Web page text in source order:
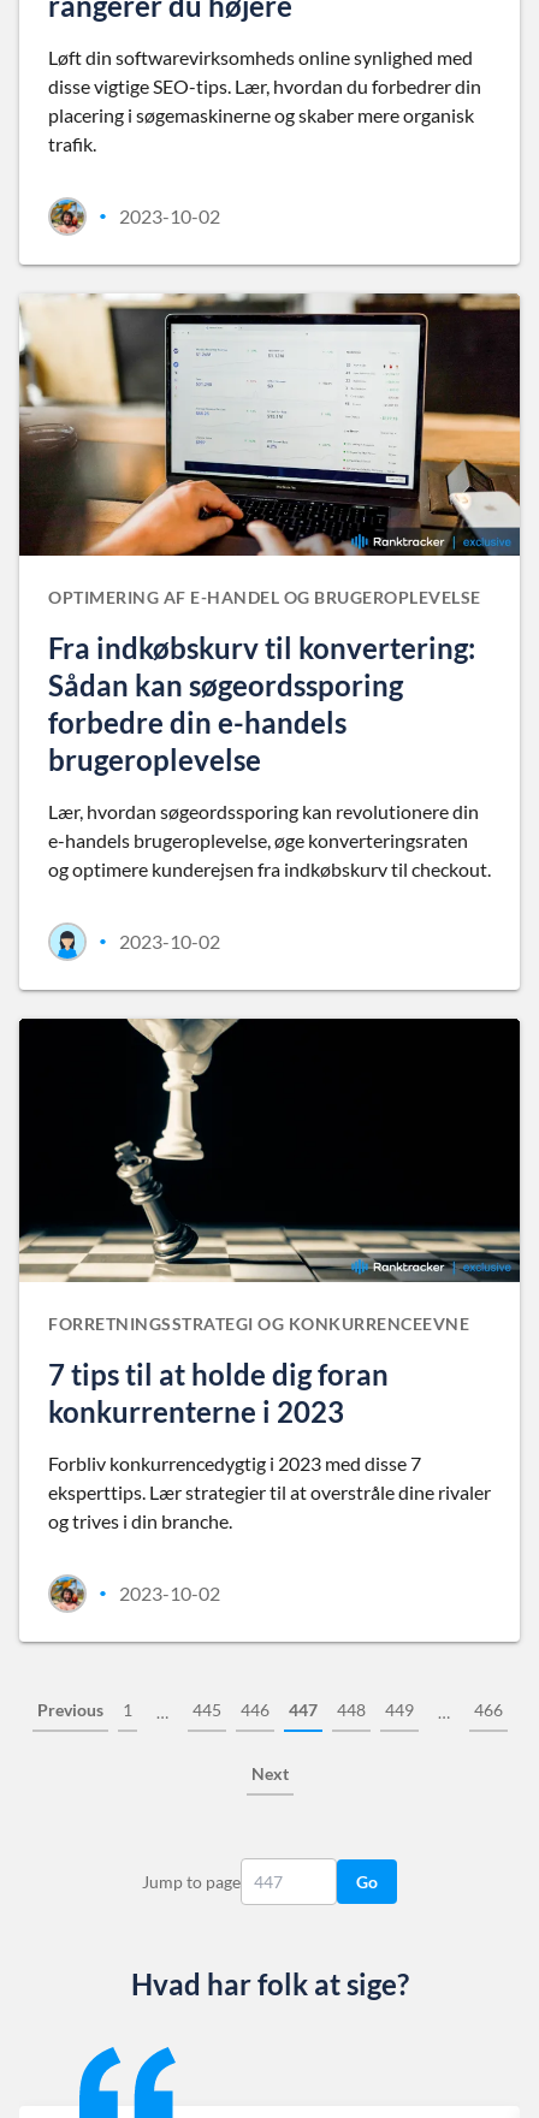
Løft din softwarevirksomheds online synlighed med
disse vigtige SEO-tips. Lær, hvordan du forbedrer din
placering i søgemaskinerne og skaber mere organisk
trafik.
• 2023-10-02
OPTIMERING AF E-HANDEL OG BRUGEROPLEVELSE
Fra indkøbskurv til konvertering:
Sådan kan søgeordssporing
forbedre din e-handels
brugeroplevelse
Lær, hvordan søgeordssporing kan revolutionere din
e-handels brugeroplevelse, øge konverteringsraten
og optimere kunderejsen fra indkøbskurv til checkout.
• 2023-10-02
FORRETNINGSSTRATEGI OG KONKURRENCEEVNE
7 tips til at holde dig foran
konkurrenterne i 2023
Forbliv konkurrencedygtig i 2023 med disse 7
eksperttips. Lær strategier til at overstråle dine rivaler
og trives i din branche.
• 2023-10-02
Previous 1 … 445 446 447 448 449 … 466
Next
Jump to page Go
Hvad har folk at sige?